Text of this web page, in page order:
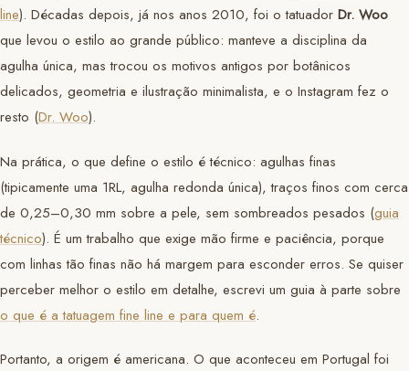
line). Décadas depois, já nos anos 2010, foi o tatuador Dr. Woo
que levou o estilo ao grande público: manteve a disciplina da
agulha única, mas trocou os motivos antigos por botânicos
delicados, geometria e ilustração minimalista, e o Instagram fez o
resto (Dr. Woo).
Na prática, o que define o estilo é técnico: agulhas finas
(tipicamente uma 1RL, agulha redonda única), traços finos com cerca
de 0,25–0,30 mm sobre a pele, sem sombreados pesados (guia
técnico). É um trabalho que exige mão firme e paciência, porque
com linhas tão finas não há margem para esconder erros. Se quiser
perceber melhor o estilo em detalhe, escrevi um guia à parte sobre
o que é a tatuagem fine line e para quem é.
Portanto, a origem é americana. O que aconteceu em Portugal foi